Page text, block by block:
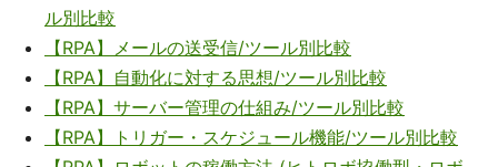
ル別比較
【RPA】メールの送受信/ツール別比較
【RPA】自動化に対する思想/ツール別比較
【RPA】サーバー管理の仕組み/ツール別比較
【RPA】トリガー・スケジュール機能/ツール別比較